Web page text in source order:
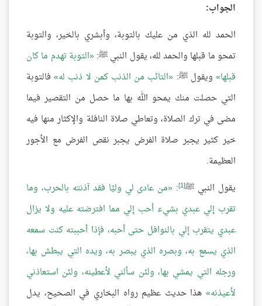
الجواب:
الحمد لله الذي من عليك بالتوبة، وأبشري بالخير، والتوبة
تمحو ما قبلها والحمد لله، يقول النبي ﷺ: التوبة تهدم ما كان
قبلها ويقول ﷺ: التائب من الذنب كمن لا ذنب له فالتوبة
التي حصلت منك يمحو الله بها ما حصل من التقصير فيما
مضى في ترك الصلاة، وتعاطي صلاة النافلة والإكثار منها فيه
خير كثير يجبر صلاة الفرض يجبر نقص الفرض مع الأجور
العظيمة.
يقول النبي ﷺ[1]
: من عادى لي وليًا فقد آذنته بالحرب، وما
تقرب إلي عبدي بشيء أحب إلي مما افترضته عليه ولا يزال
عبدي يتقرب إلي بالنوافل حتى أحبه، فإذا أحببته كنت سمعه
الذي يسمع به، وبصره الذي يبصر به، ويده التي يبطش بها،
ورجله التي يمشي بها، ولئن سألني لأعطينه، ولئن استعاذني
لأعيذنه هذا حديث عظيم رواه البخاري في الصحيح، يدل